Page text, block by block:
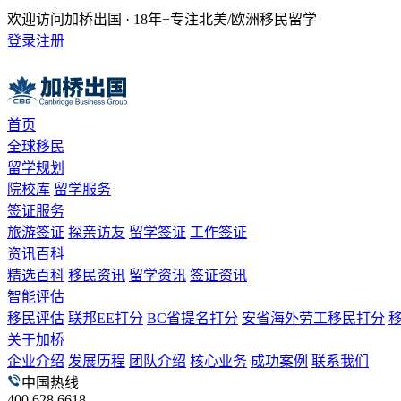
欢迎访问加桥出国 · 18年+专注北美/欧洲移民留学
登录注册
首页
全球移民
留学规划
院校库 留学服务
签证服务
旅游签证 探亲访友 留学签证 工作签证
资讯百科
精选百科 移民资讯 留学资讯 签证资讯
智能评估
移民评估 联邦EE打分 BC省提名打分 安省海外劳工移民打分
关于加桥
企业介绍 发展历程 团队介绍 核心业务 成功案例 联系我们
中国热线